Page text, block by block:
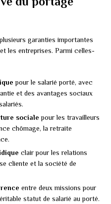
garanties importantes
les entreprises. Parmi celles-
pour le salarié porté, avec
et des avantages sociaux
sociale pour les travailleurs
chômage, la retraite
clair pour les relations
cliente et la société de
entre deux missions pour
statut de salarié au porté.